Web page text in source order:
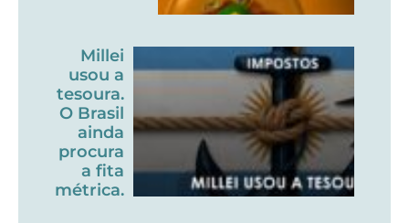
Millei
usou a
tesoura.
O Brasil
ainda
procura
a fita
métrica.